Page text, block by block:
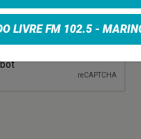
LIVRE FM 102.5 -